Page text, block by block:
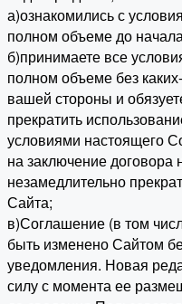
а)ознакомились с
полном объеме до
б)принимаете все
полном объеме без
вашей стороны и
прекратить
условиями настоящего
на заключение договора
незамедлительно
Сайта;
в)Соглашение (в том
быть изменено Сайтом
уведомления. Новая
силу с момента ее